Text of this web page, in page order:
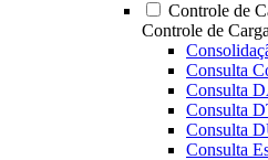
Controle de
Controle de
Consulta
Consulta
Consulta
Consulta
Consulta